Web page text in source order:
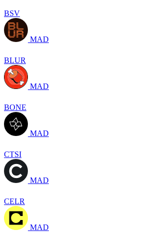
BSV
MAD
BLUR
MAD
BONE
MAD
CTSI
MAD
CELR
MAD